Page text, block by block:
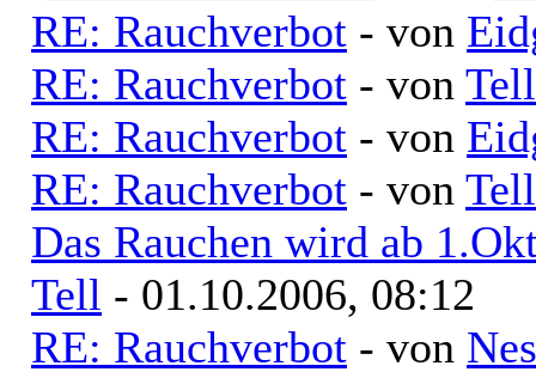
RE: Rauchverbot - von
RE: Rauchverbot - von Tell
RE: Rauchverbot - von
RE: Rauchverbot - von Tell
Das Rauchen wird ab
Tell - 01.10.2006, 08:12
RE: Rauchverbot - von